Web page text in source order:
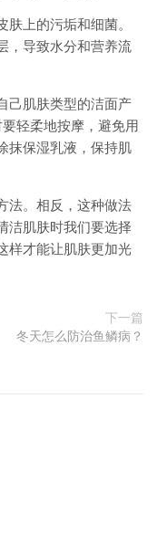
上的污垢和细菌。
，导致水分和营养流
己肌肤类型的洁面产
轻柔地按摩，避免用
抹保湿乳液，保持肌
法。相反，这种做法
洁肌肤时我们要选择
样才能让肌肤更加光
下一篇
冬天怎么防治鱼鳞病？